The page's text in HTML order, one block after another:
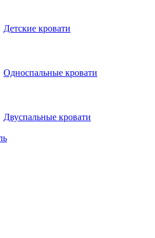
Детские кровати
Односпальные кровати
Двуспальные кровати